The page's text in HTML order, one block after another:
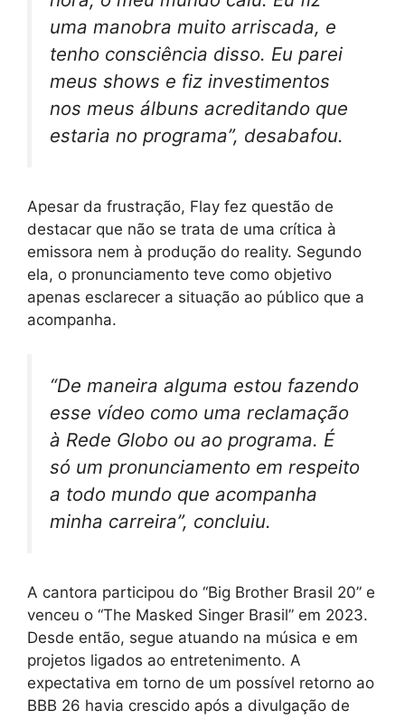
uma manobra muito arriscada, e
tenho consciência disso. Eu parei
meus shows e fiz investimentos
nos meus álbuns acreditando que
estaria no programa”, desabafou.
Apesar da frustração, Flay fez questão de
destacar que não se trata de uma crítica à
emissora nem à produção do reality. Segundo
ela, o pronunciamento teve como objetivo
apenas esclarecer a situação ao público que a
acompanha.
“De maneira alguma estou fazendo
esse vídeo como uma reclamação
à Rede Globo ou ao programa. É
só um pronunciamento em respeito
a todo mundo que acompanha
minha carreira”, concluiu.
A cantora participou do “Big Brother Brasil 20” e
venceu o “The Masked Singer Brasil” em 2023.
Desde então, segue atuando na música e em
projetos ligados ao entretenimento. A
expectativa em torno de um possível retorno ao
BBB 26 havia crescido após a divulgação de